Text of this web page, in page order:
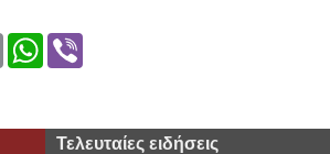
EmailWhatsApp
Τελευταίες ειδήσεις